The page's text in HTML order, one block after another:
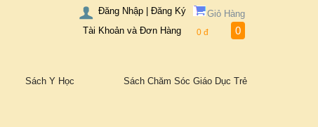
Giỏ Hàng
0đ 0
Đăng Nhập | Đăng Ký
Tài Khoản và Đơn Hàng
Sách Y Học Sách Chăm Sóc Giáo Dục Trẻ